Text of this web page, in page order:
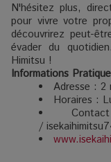
N'hésitez plus,
pour vivre votre
découvrirez peut-
évader du
Himitsu !
Informations
Adresse : 2
Horaires :
/